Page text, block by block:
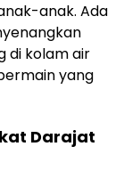
anak. Ada
di kolam air
yang
Darajat